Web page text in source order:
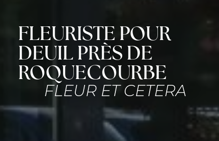
FLEURISTE POUR
DEUIL PRÈS DE
ROQUECOURBE
FLEUR ET CETERA